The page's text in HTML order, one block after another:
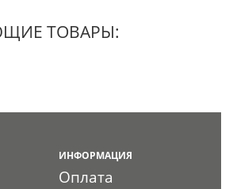
ТОВАРЫ:
ИНФОРМАЦИЯ
Оплата